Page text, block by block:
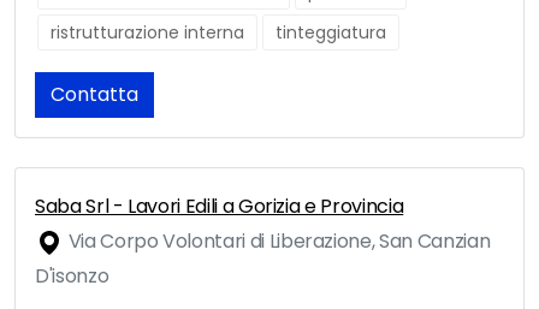
ristrutturazione interna
tinteggiatura
Contatta
Saba Srl - Lavori Edili a Gorizia e Provincia
Via Corpo Volontari di Liberazione, San Canzian
D'isonzo